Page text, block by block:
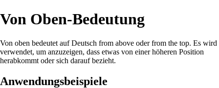
Von Oben-Bedeutung
Von oben bedeutet auf Deutsch from above oder from the top. Es wird
verwendet, um anzuzeigen, dass etwas von einer höheren Position
herabkommt oder sich darauf bezieht.
Anwendungsbeispiele